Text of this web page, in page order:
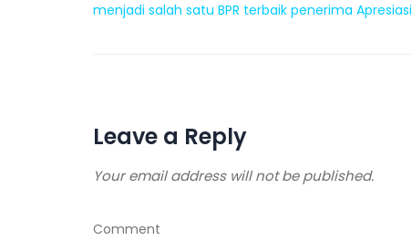
menjadi salah satu BPR terbaik penerima Apresiasi
Leave a Reply
Your email address will not be published.